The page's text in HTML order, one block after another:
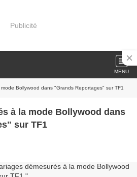
Publicité
MENU
Bollywood dans "Grands Reportages" sur TF1
à la mode Bollywood dans
sur TF1